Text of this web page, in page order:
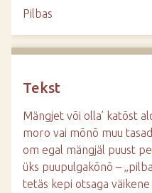
Pilbas
Tekst
Mängjet või olla’ katõst
moro vai mõnõ muu
om egal mängjäl puust
üks puupulgakõnõ –
tetäs kepi otsaga